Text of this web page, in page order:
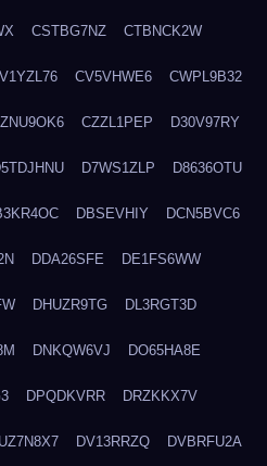
CSTBG7NZ CTBNCK2W
CV5VHWE6 CWPL9B32
CZZL1PEP D30V97RY
D7WS1ZLP D8636OTU
DBSEVHIY DCN5BVC6
DDA26SFE DE1FS6WW
DHUZR9TG DL3RGT3D
DNKQW6VJ DO65HA8E
DPQDKVRR DRZKKX7V
DV13RRZQ DVBRFU2A